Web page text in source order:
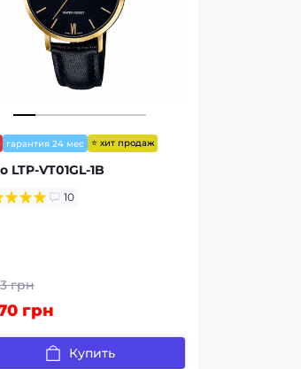
гарантия 24 мес ⭐ хит продаж
LTP-VT01GL-1B
10
грн
грн
Купить